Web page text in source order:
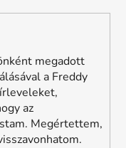
megadott
a Freddy
az
Megértettem,